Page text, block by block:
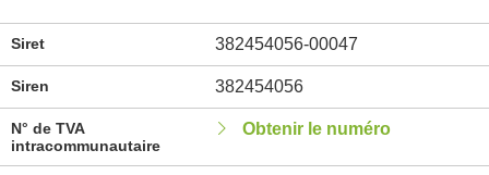
Siret 382454056-00047
Siren 382454056
N° de TVA
intracommunautaire
Obtenir le numéro